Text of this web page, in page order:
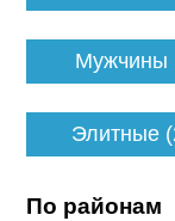
Мужчины
Элитные
По районам